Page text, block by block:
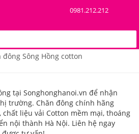
0981.212.212
đông Sông Hồng cotton
tại Songhonghanoi.vn để nhận
trường. Chăn đông chính hãng
liệu vải Cotton mềm mại, thoáng
nội thành Hà Nội. Liên hệ ngay